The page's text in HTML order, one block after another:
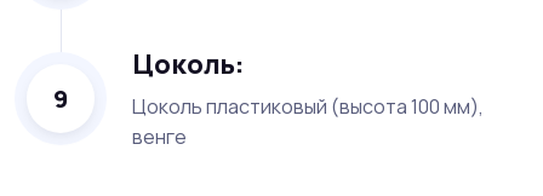
9
Цоколь:
Цоколь пластиковый (высота 100 мм),
венге